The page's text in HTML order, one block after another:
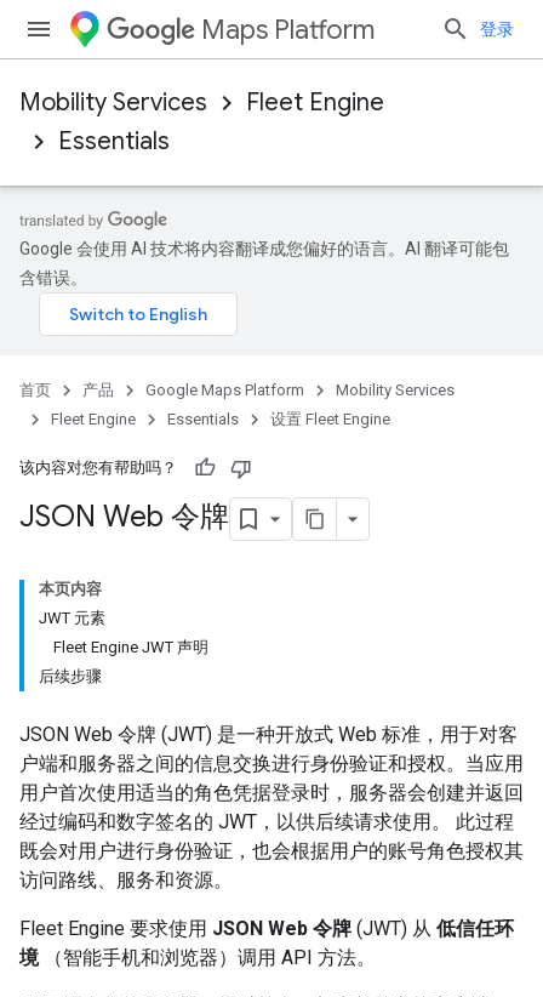
Maps Platform 登录
Mobility Services
Fleet Engine
Essentials
Google 会使用 AI 技术将内容翻译成您偏好的语言。AI 翻译可能包
含错误。
首页 产品 Google Maps Platform
Mobility Services
Fleet Engine
Essentials 设置 Fleet Engine
该内容对您有帮助吗？
JSON Web 令牌
本页内容
JWT 元素
Fleet Engine JWT 声明
后续步骤
JSON Web 令牌 (JWT) 是一种开放式 Web 标准，用于对客
户端和服务器之间的信息交换进行身份验证和授权。当应用
用户首次使用适当的角色凭据登录时，服务器会创建并返回
经过编码和数字签名的 JWT，以供后续请求使用。 此过程
既会对用户进行身份验证，也会根据用户的账号角色授权其
访问路线、服务和资源。
Fleet Engine 要求使用 JSON Web 令牌 (JWT) 从 低信任环
境（智能手机和浏览器）调用 API 方法。